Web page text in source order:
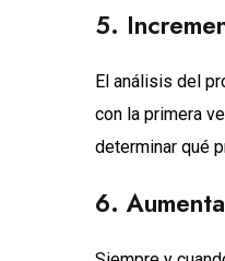
5.
El análisis del
con la primera
determinar qué
6.